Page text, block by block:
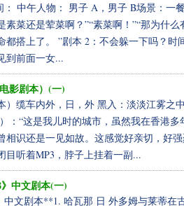
： 中午人物： 男子 A，男子 B场景：一
素菜还是荤菜啊？”“素菜啊！”“那为什
都搭上了。 ”剧本 2：不会躲一下吗？
到前面一女...
影剧本）(一)
）缆车内外，日，外 黑入：淡淡江雾之
）：“这是我儿时的城市，虽然我在香港
相识还是一见如故。这感觉好亲切，好
目听着MP3，脖子上挂着一副...
》中文剧本(一)
中文剧本**1. 哈瓦那 日 外多姆与莱蒂